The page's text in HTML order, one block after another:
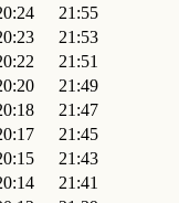
21:55
21:53
21:51
21:49
21:47
21:45
21:43
21:41